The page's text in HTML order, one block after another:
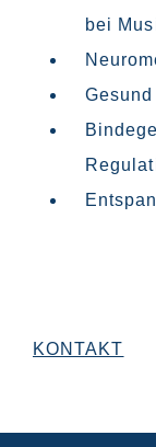
bei
KONTAKT